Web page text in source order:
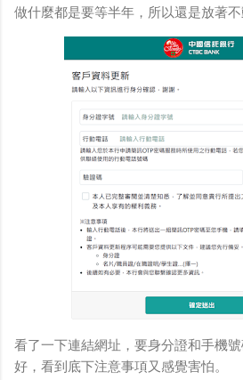
做什麼都是要等半年，所以還是放著不
看了一下連結網址，要身分證和手機
好，看到底下注意事項又感覺害怕。